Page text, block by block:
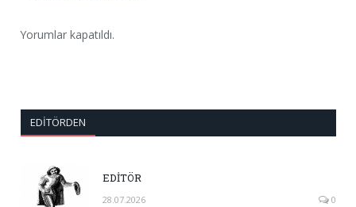
Yorumlar kapatıldı.
EDITÖRDEN
EDİTÖR
28.07.2026 0